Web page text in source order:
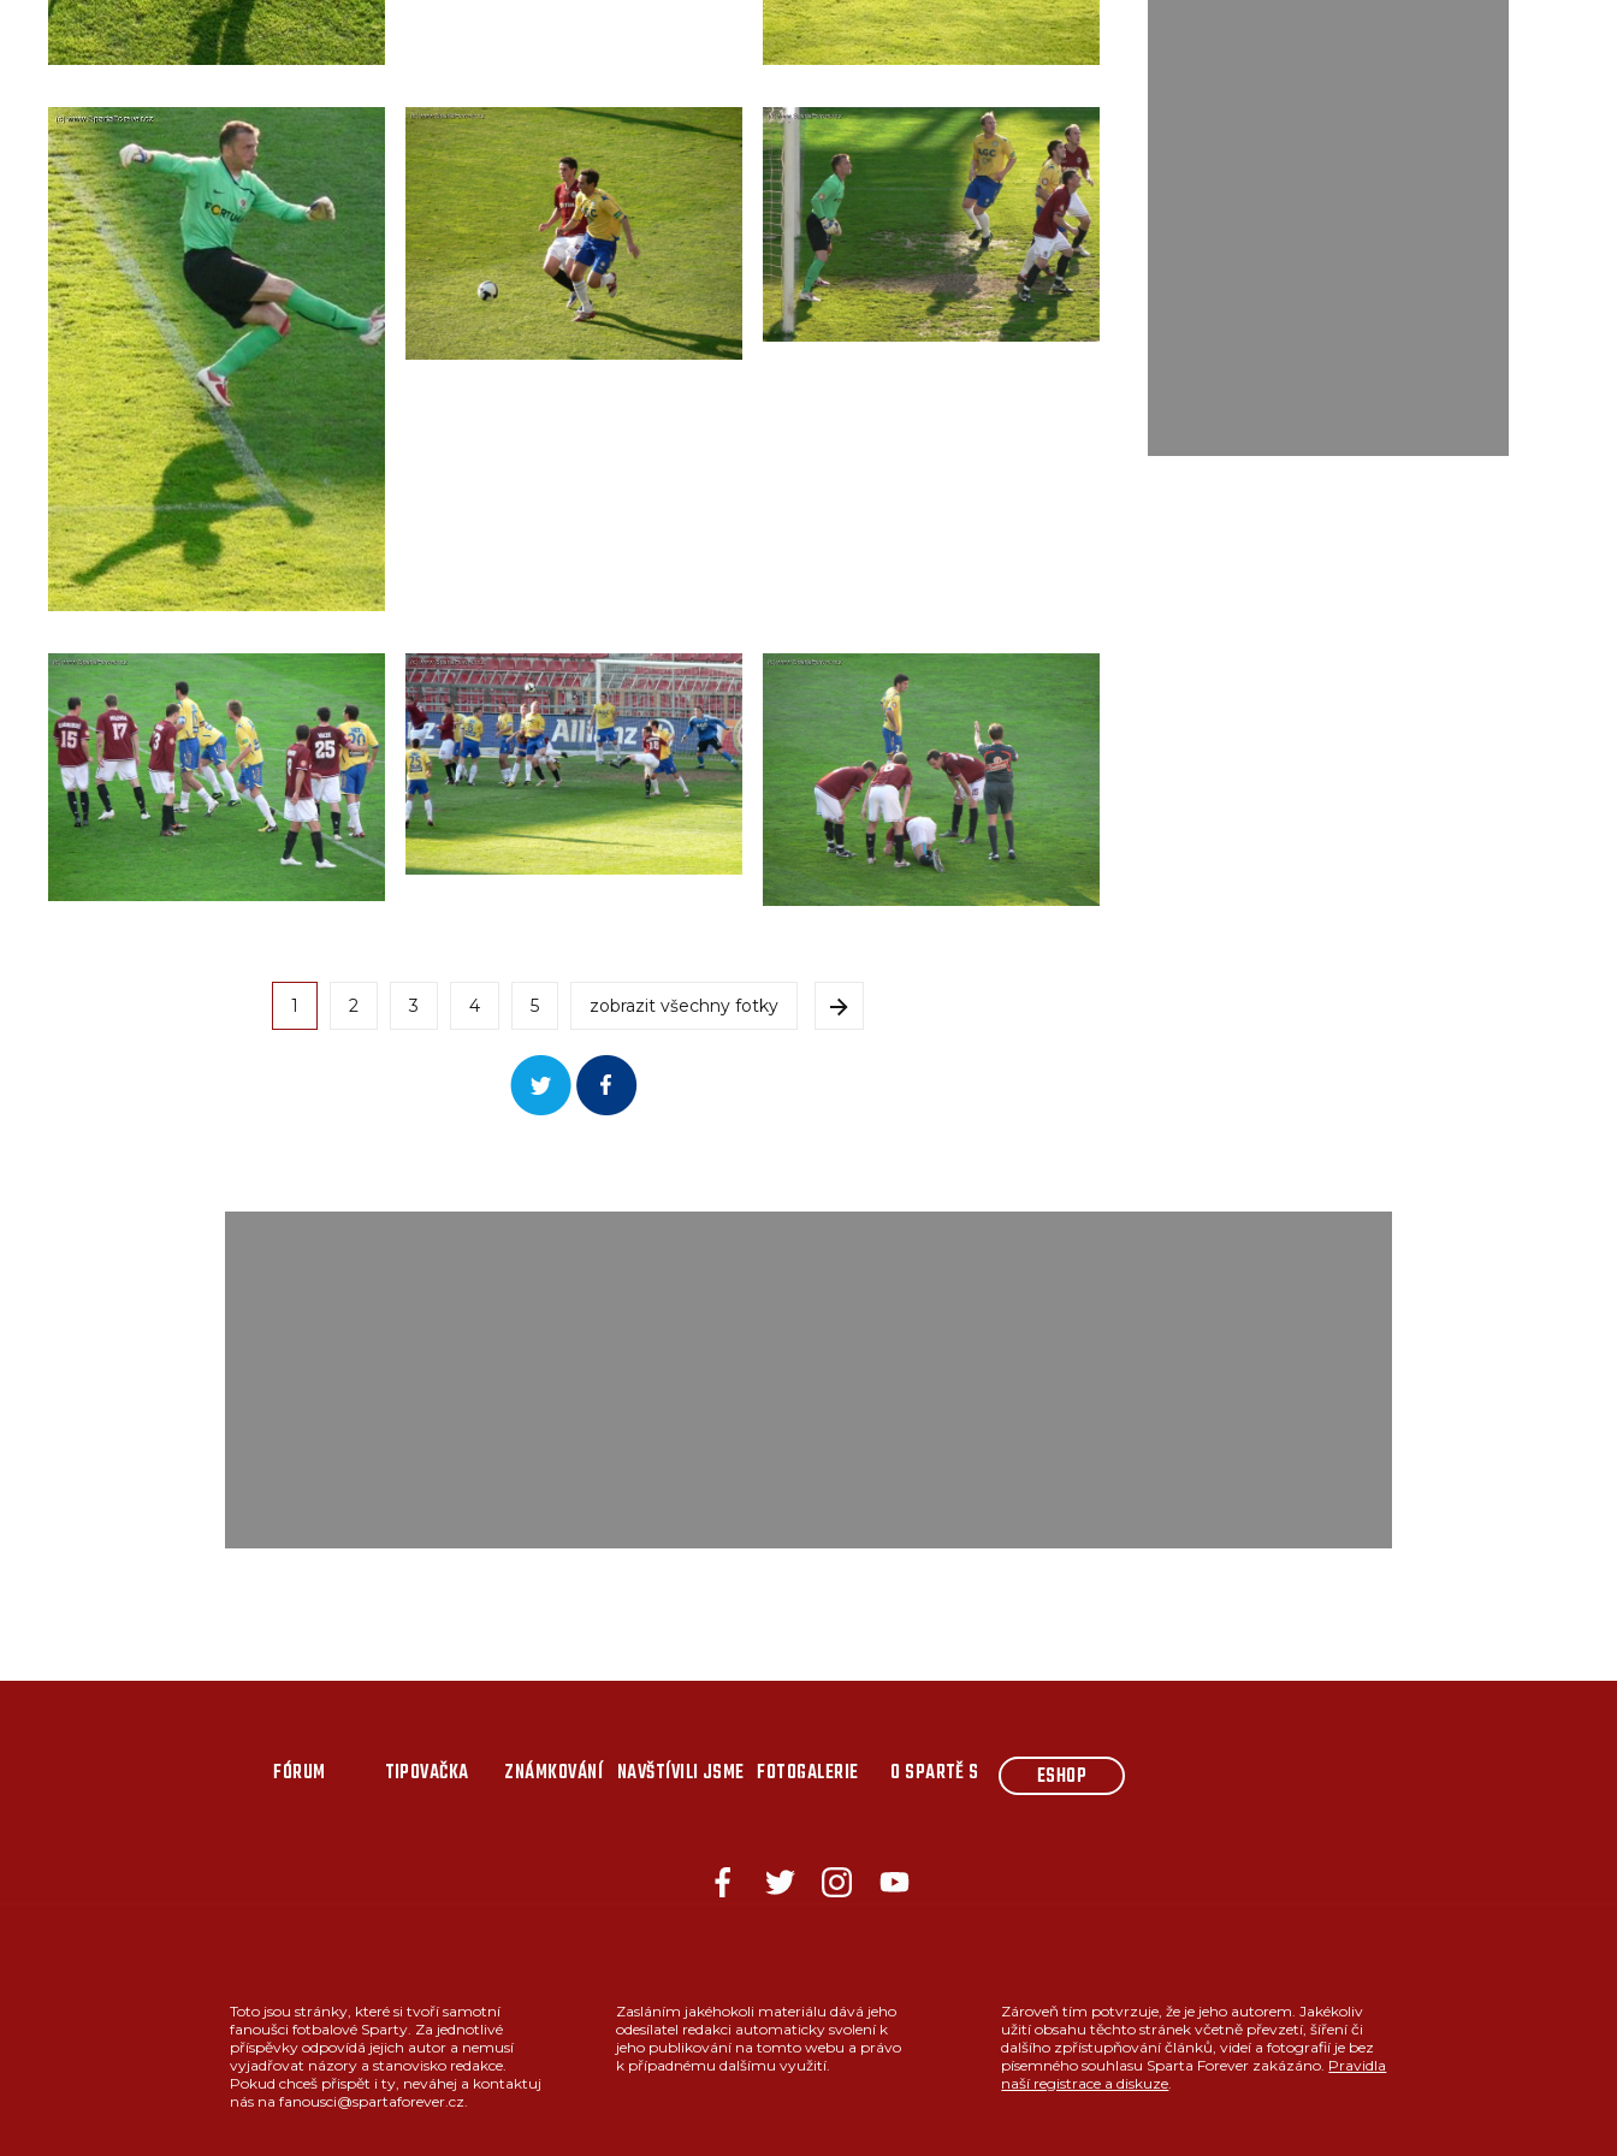
1 2 3 4 5 zobrazit všechny fotky
FÓRUM TIPOVAČKA ZNÁMKOVÁNÍ NAVŠTÍVILI JSME FOTOGALERIE O SPARTĚ S ESHOP
Toto jsou stránky, které si tvoří samotní
fanoušci fotbalové Sparty. Za jednotlivé
příspěvky odpovídá jejich autor a nemusí
vyjadřovat názory a stanovisko redakce.
Pokud chceš přispět i ty, neváhej a kontaktuj
nás na fanousci@spartaforever.cz.
Zasláním jakéhokoli materiálu dává jeho
odesílatel redakci automaticky svolení k
jeho publikování na tomto webu a právo
k případnému dalšímu využití.
Zároveň tím potvrzuje, že je jeho autorem. Jakékoliv
užití obsahu těchto stránek včetně převzetí, šíření či
dalšího zpřístupňování článků, videí a fotografií je bez
písemného souhlasu Sparta Forever zakázáno. Pravidla
naší registrace a diskuze.